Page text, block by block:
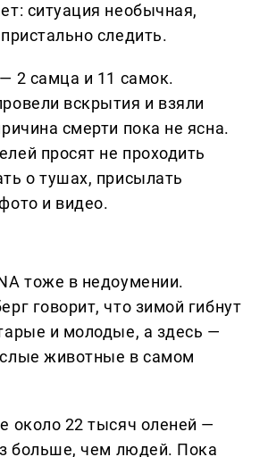
ситуация необычная,
следить.
2 самца и 11 самок.
вскрытия и взяли
смерти пока не ясна.
просят не проходить
о тушах, присылать
и видео.
тоже в недоумении.
говорит, что зимой гибнут
и молодые, а здесь —
животные в самом
около 22 тысяч оленей —
больше, чем людей. Пока